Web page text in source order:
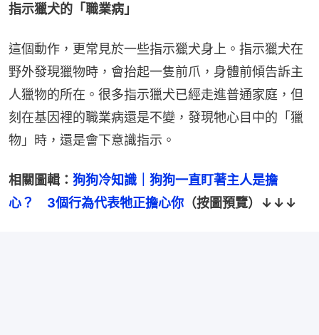
指示獵犬的「職業病」
這個動作，更常見於一些指示獵犬身上。指示獵犬在
野外發現獵物時，會抬起一隻前爪，身體前傾告訴主
人獵物的所在。很多指示獵犬已經走進普通家庭，但
刻在基因裡的職業病還是不變，發現牠心目中的「獵
物」時，還是會下意識指示。
相關圖輯： 狗狗冷知識｜狗狗一直盯著主人是擔
心？　3個行為代表牠正擔心你 （按圖預覽）↓↓↓